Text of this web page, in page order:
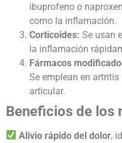
ibuprofeno o
como la inflamación.
Corticoides: Se usan
la inflamación
Fármacos
Se emplean en
articular.
Beneficios de los
Alivio rápido del dolor,